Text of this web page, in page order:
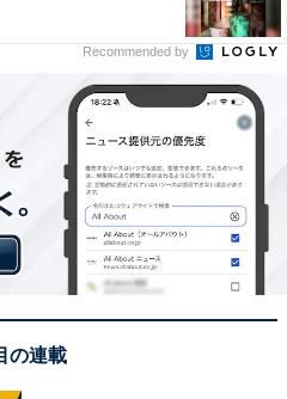
Recommended by
の連載